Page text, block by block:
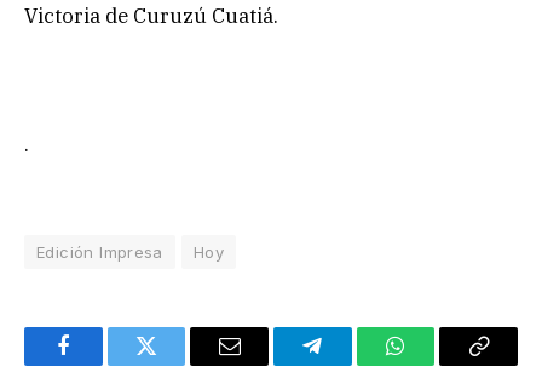
Victoria de Curuzú Cuatiá.
.
Edición Impresa Hoy
FacebookTwitter Email TelegramWhatsAppCopy